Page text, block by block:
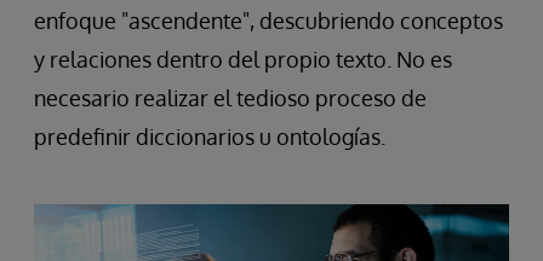
enfoque "ascendente", descubriendo conceptos
y relaciones dentro del propio texto. No es
necesario realizar el tedioso proceso de
predefinir diccionarios u ontologías.